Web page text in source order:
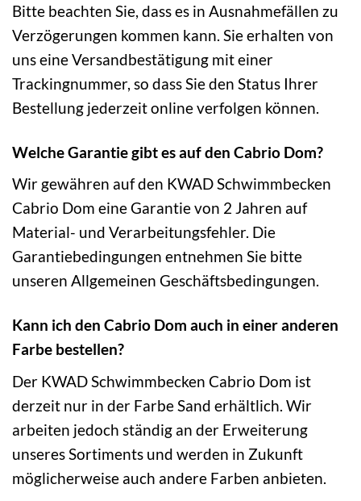
Bitte beachten Sie, dass es in Ausnahmefällen zu
Verzögerungen kommen kann. Sie erhalten von
uns eine Versandbestätigung mit einer
Trackingnummer, so dass Sie den Status Ihrer
Bestellung jederzeit online verfolgen können.
Welche Garantie gibt es auf den Cabrio Dom?
Wir gewähren auf den KWAD Schwimmbecken
Cabrio Dom eine Garantie von 2 Jahren auf
Material- und Verarbeitungsfehler. Die
Garantiebedingungen entnehmen Sie bitte
unseren Allgemeinen Geschäftsbedingungen.
Kann ich den Cabrio Dom auch in einer anderen
Farbe bestellen?
Der KWAD Schwimmbecken Cabrio Dom ist
derzeit nur in der Farbe Sand erhältlich. Wir
arbeiten jedoch ständig an der Erweiterung
unseres Sortiments und werden in Zukunft
möglicherweise auch andere Farben anbieten.